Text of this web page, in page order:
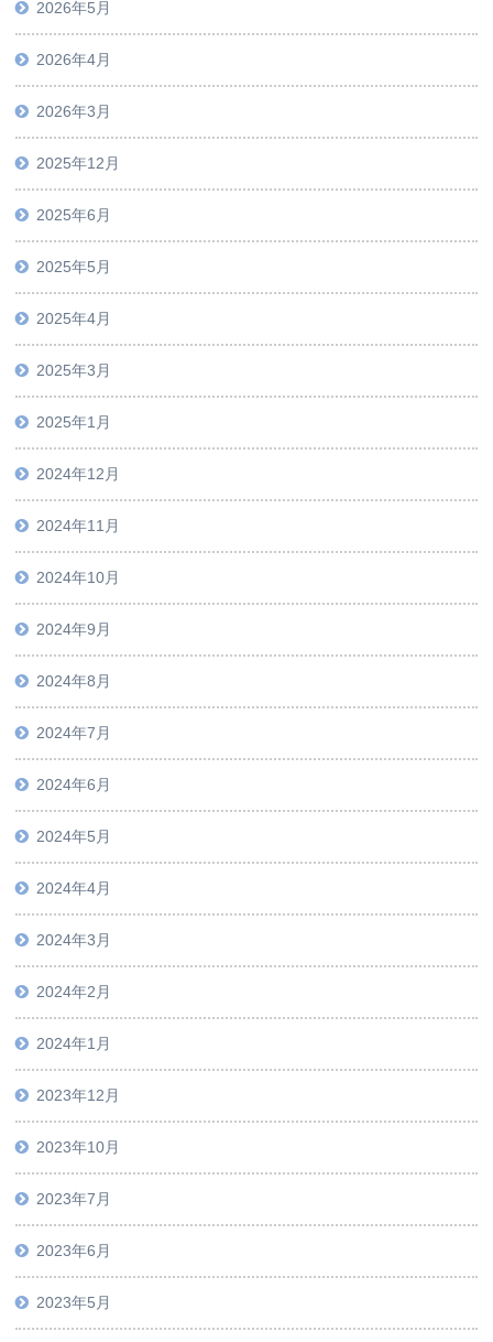
2026年5月
2026年4月
2026年3月
2025年12月
2025年6月
2025年5月
2025年4月
2025年3月
2025年1月
2024年12月
2024年11月
2024年10月
2024年9月
2024年8月
2024年7月
2024年6月
2024年5月
2024年4月
2024年3月
2024年2月
2024年1月
2023年12月
2023年10月
2023年7月
2023年6月
2023年5月